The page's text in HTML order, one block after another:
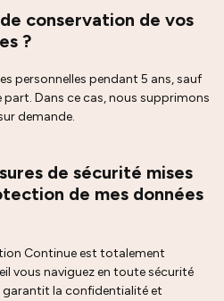
conservation de vos
?
personnelles pendant 5 ans, sauf
Dans ce cas, nous supprimons
demande.
de sécurité mises
de mes données
Continue est totalement
vous naviguez en toute sécurité
garantit la confidentialité et